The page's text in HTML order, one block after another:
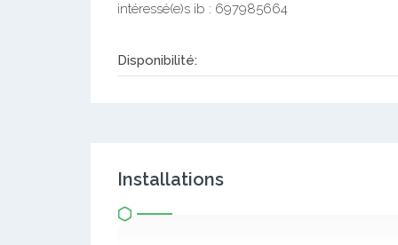
intéressé(e)s ib : 697985664
Disponibilité:
Installations